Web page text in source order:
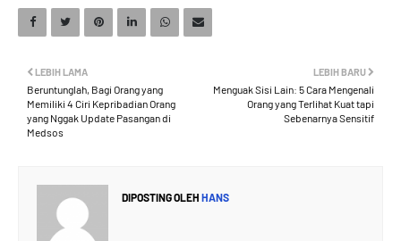
LEBIH BARU
Menguak Sisi Lain: 5 Cara Mengenali
Orang yang Terlihat Kuat tapi
Sebenarnya Sensitif
LEBIH LAMA
Beruntunglah, Bagi Orang yang
Memiliki 4 Ciri Kepribadian Orang
yang Nggak Update Pasangan di
Medsos
DIPOSTING OLEH HANS